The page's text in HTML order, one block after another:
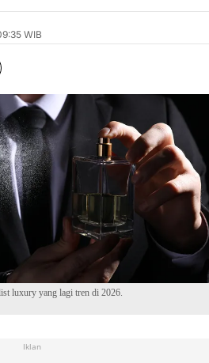
WIB
luxury yang lagi tren di 2026.
Iklan